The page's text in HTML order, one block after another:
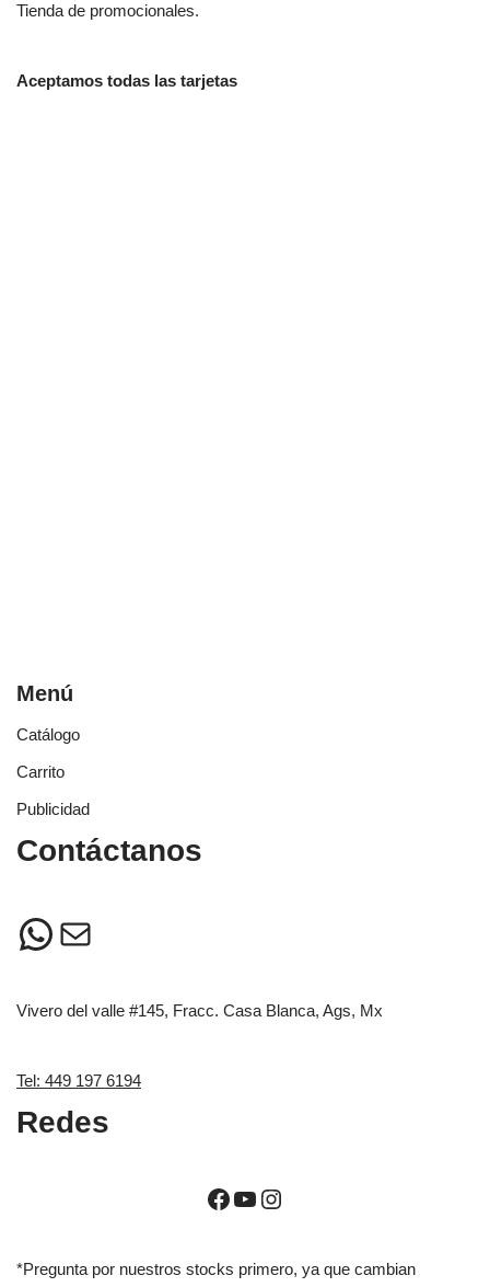
Tienda de promocionales.
Aceptamos todas las tarjetas
Menú
Catálogo
Carrito
Publicidad
Contáctanos
Vivero del valle #145, Fracc. Casa Blanca, Ags, Mx
Tel: 449 197 6194
Redes
*Pregunta por nuestros stocks primero, ya que cambian